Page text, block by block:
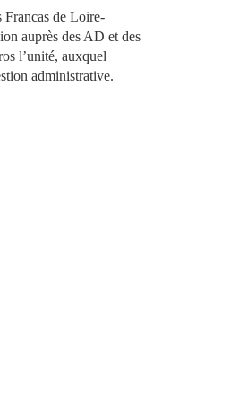
Francas de Loire-
auprès des AD et des
l’unité, auxquel
administrative.